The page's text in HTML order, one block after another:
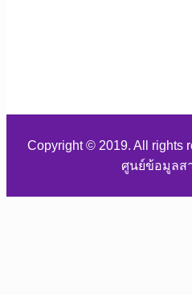
Copyright © 2019. All rights
ศูนย์ข้อมูลส